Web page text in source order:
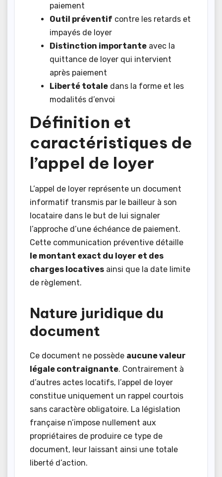
paiement
Outil préventif contre les retards et
impayés de loyer
Distinction importante avec la
quittance de loyer qui intervient
après paiement
Liberté totale dans la forme et les
modalités d’envoi
Définition et
caractéristiques de
l’appel de loyer
L’appel de loyer représente un document
informatif transmis par le bailleur à son
locataire dans le but de lui signaler
l’approche d’une échéance de paiement.
Cette communication préventive détaille
le montant exact du loyer et des
charges locatives ainsi que la date limite
de règlement.
Nature juridique du
document
Ce document ne possède aucune valeur
légale contraignante. Contrairement à
d’autres actes locatifs, l’appel de loyer
constitue uniquement un rappel courtois
sans caractère obligatoire. La législation
française n’impose nullement aux
propriétaires de produire ce type de
document, leur laissant ainsi une totale
liberté d’action.